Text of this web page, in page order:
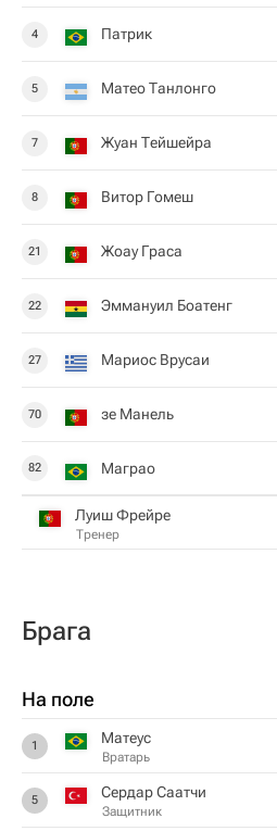
4 Патрик
5 Матео Танлонго
7 Жуан Тейшейра
8 Витор Гомеш
21 Жоау Граса
22 Эммануил Боатенг
27 Мариос Врусаи
70 зе Манель
82 Маграо
Луиш Фрейре
Тренер
Брага
На поле
1 Матеус
Вратарь
5 Сердар Саатчи
Защитник